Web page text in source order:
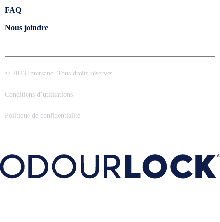
FAQ
Nous joindre
© 2023 Intersand. Tous droits réservés.
Conditions d’utilisations
Politique de confidentialité